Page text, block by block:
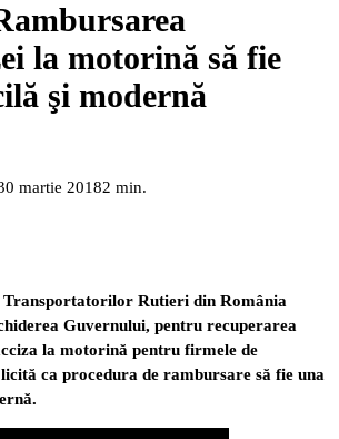
la motorină să fie
şi modernă
martie 20182 min.
Transportatorilor Rutieri din România
Guvernului, pentru recuperarea
la motorină pentru firmele de
ca procedura de rambursare să fie una